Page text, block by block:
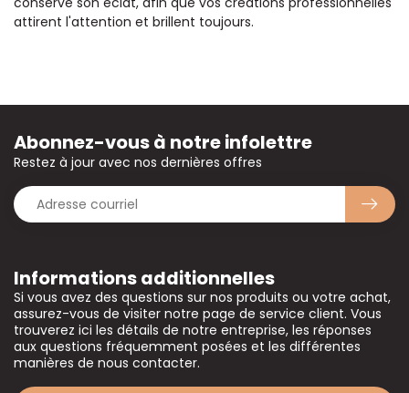
attirent l'attention et brillent toujours.
Informations additionnelles
Si vous avez des questions sur nos produits ou votre achat,
assurez-vous de visiter notre page de service client. Vous
trouverez ici les détails de notre entreprise, les réponses
aux questions fréquemment posées et les différentes
manières de nous contacter.
Abonnez-vous à notre infolettre
Restez à jour avec nos dernières offres